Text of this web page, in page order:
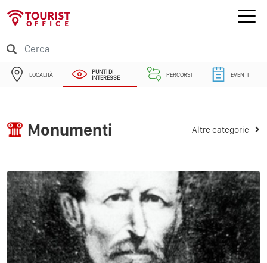
LOCALITÀ
PUNTI DI
INTERESSE
PERCORSI EVENTI
Monumenti Altre categorie